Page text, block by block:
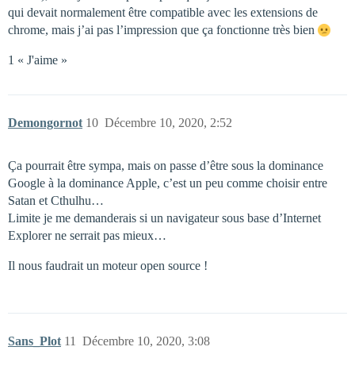
qui devait normalement être compatible avec les extensions de
chrome, mais j’ai pas l’impression que ça fonctionne très bien
1 « J'aime »
Demongornot Décembre 10, 2020, 2:52
10
Ça pourrait être sympa, mais on passe d’être sous la dominance
Google à la dominance Apple, c’est un peu comme choisir entre
Satan et Cthulhu…
Limite je me demanderais si un navigateur sous base d’Internet
Explorer ne serrait pas mieux…
Il nous faudrait un moteur open source !
Sans_Plot Décembre 10, 2020, 3:08
11